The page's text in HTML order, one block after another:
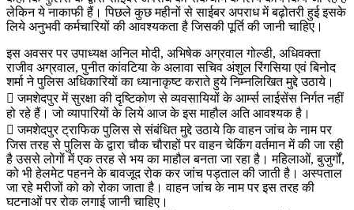
लेकिन ये नाकाफी हैं। पिछले कुछ महीनों से साईबर अपराध में बढ़ोतरी हुई इसके
लिये अनुभवी कर्मचारियों की आवश्यकता है जिसकी पूर्ति की जानी चाहिए।
इस अवसर पर उपाध्यक्ष अनिल मोदी, अभिषेक अग्रवाल गोल्डी, अधिवक्ता
राजीव अग्रवाल, पुनीत कांवटिया के अलावा सचिव अंशुल रिंगसिया एवं बिनोद
शर्मा ने पुलिस अधिकारियों का ध्यानाकृष्ट कराते हुये निम्नलिखित मुद्दे उठाये।
 जमशेदपुर में सुरक्षा की दृष्टिकोण से व्यवसायियों के आर्म्स लाईसेंस निर्गत नहीं
हो रहे हैं। जो व्यापारियों के लिये आज के इस माहौल अति आवश्यक है।
 जमशेदपुर ट्राफिक पुलिस से संबंधित मुद्दे उठाये कि वाहन जांच के नाम पर
जिस तरह से पुलिस के द्वारा चौक चौराहों पर वाहन चेकिंग वर्तमान में की जा रही
है उससे लोगों में एक तरह से भय का माहौल बनता जा रहा है। महिलाओं, बुजुर्गों,
को भी हेलमेट पहनने के बावजूद रोक कर जांच पड़ताल की जाती है। अस्पताल
जा रहे मरीजों को को रोका जाता है। वाहन जांच के नाम पर इस तरह की
घटनाओं पर रोक लगाई जानी चाहिए।